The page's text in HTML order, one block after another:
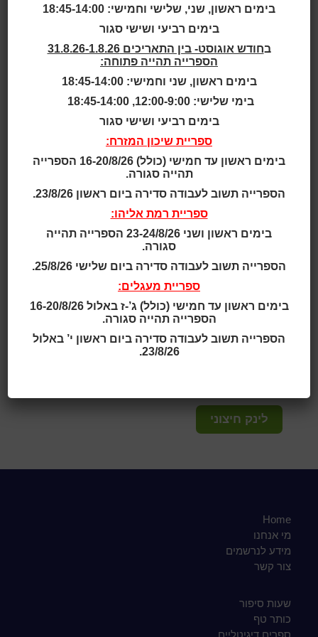
בסדנה נבנה ספרייה מיניאטורית משפדלים וקוביות.
בספרייה יהיו עשויים מנייר וקרטון מוקצף, ויהיו מעוצבים
בסגנונות שונים. בסדנה נלמד את הטכניקות הבסיסיות
לבניית מיניאטורות, כגון חיתוך, והדבקה. נלמד גם על
הסגנונות השונים של מיניאטורות, ונוכל לבחור את הסגנון
המתאים לנו. הסדנה תעניק למשתתפים חוויה יצירתית
מהנה, נפתח את הדמיון והיצירתיות.מנחה: האמנית נאוה
לא נדרש ידע או ניסיון קודם בבניית מיניאטורות. משך
הפעילות שעה וחצי עד שעתיים.
25 ש"ח למשתתף
לינק חיצוני
Home
מי אנחנו
מידע לנרשמים
צור קשר
שעות סיפור
כותר טף
ספרים דיגיטליים
בימים ראשון, שני, שלישי וחמישי: 18:45-14:00
בימים רביעי ושישי סגור
ב
חודש אוגוסט- בין התאריכים 31.8.26-1.8.26
הספרייה תהייה פתוחה:
בימים ראשון, שני וחמישי: 18:45-14:00
בימי שלישי: 12:00-9:00, 18:45-14:00
בימים רביעי ושישי סגור
ספריית שיכון המזרח:
בימים ראשון עד חמישי (כולל) 16-20/8/26 הספרייה
תהייה סגורה.
הספרייה תשוב לעבודה סדירה ביום ראשון 23/8/26.
ספריית רמת אליהו:
בימים ראשון ושני 23-24/8/26 הספרייה תהייה
סגורה.
הספרייה תשוב לעבודה סדירה ביום שלישי 25/8/26.
ספריית מעגלים:
בימים ראשון עד חמישי (כולל) ג’-ז באלול 16-20/8/26
הספרייה תהייה סגורה.
הספרייה תשוב לעבודה סדירה ביום ראשון י’ באלול
23/8/26.